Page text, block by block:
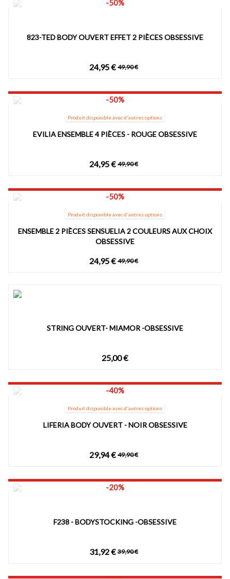
-50%
823-TED BODY OUVERT EFFET 2 PIÈCES OBSESSIVE
24,95 € 49,90 €
-50%
Produit disponible avec d'autres options
EVILIA ENSEMBLE 4 PIÈCES - ROUGE OBSESSIVE
24,95 € 49,90 €
-50%
Produit disponible avec d'autres options
ENSEMBLE 2 PIÈCES SENSUELIA 2 COULEURS AUX CHOIX
OBSESSIVE
24,95 € 49,90 €
STRING OUVERT- MIAMOR -OBSESSIVE
25,00 €
-40%
Produit disponible avec d'autres options
LIFERIA BODY OUVERT - NOIR OBSESSIVE
29,94 € 49,90 €
-20%
F238 - BODYSTOCKING -OBSESSIVE
31,92 € 39,90 €